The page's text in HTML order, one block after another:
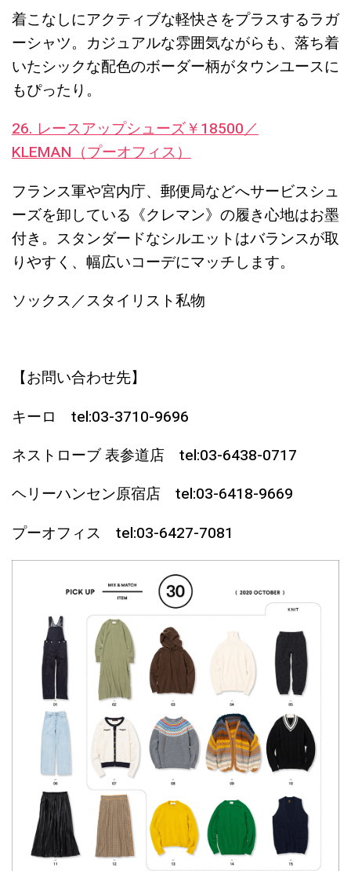
着こなしにアクティブな軽快さをプラスするラガ
ーシャツ。カジュアルな雰囲気ながらも、落ち着
いたシックな配色のボーダー柄がタウンユースに
もぴったり。
26. レースアップシューズ￥18500／
KLEMAN（プーオフィス）
フランス軍や宮内庁、郵便局などへサービスシュ
ーズを卸している《クレマン》の履き心地はお墨
付き。スタンダードなシルエットはバランスが取
りやすく、幅広いコーデにマッチします。
ソックス／スタイリスト私物
【お問い合わせ先】
キーロ tel:03-3710-9696
ネストローブ 表参道店 tel:03-6438-0717
ヘリーハンセン原宿店 tel:03-6418-9669
プーオフィス tel:03-6427-7081